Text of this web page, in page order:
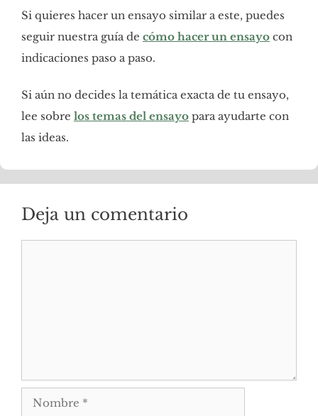
Si quieres hacer un ensayo similar a este, puedes
seguir nuestra guía de cómo hacer un ensayo con
indicaciones paso a paso.
Si aún no decides la temática exacta de tu ensayo,
lee sobre los temas del ensayo para ayudarte con
las ideas.
Deja un comentario
Nombre